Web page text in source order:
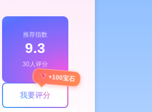
推荐指数
9.3
30人评分
我要评分
+100宝石